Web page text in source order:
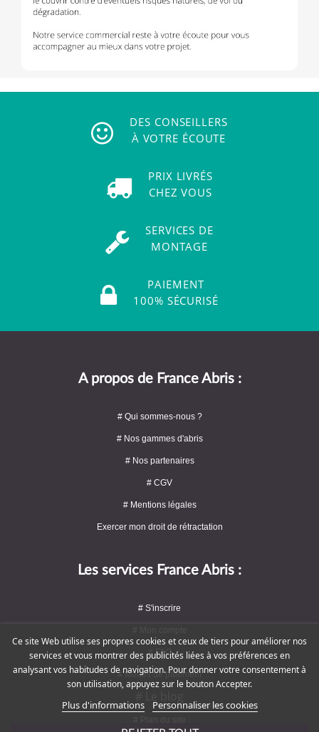
DES CONSEILLERS
À VOTRE ÉCOUTE
PRIX LIVRÉS
CHEZ VOUS
SERVICES DE
MONTAGE
PAIEMENT
100% SÉCURISÉ
A propos de France Abris :
# Qui sommes-nous ?
# Nos gammes d'abris
# Nos partenaires
# CGV
# Mentions légales
Exercer mon droit de rétractation
Les services France Abris :
# S'inscrire
# FAQ
# Modes de paiement
Ce site Web utilise ses propres cookies et ceux de tiers pour améliorer nos
services et vous montrer des publicités liées à vos préférences en
analysant vos habitudes de navigation. Pour donner votre consentement à
son utilisation, appuyez sur le bouton Accepter.
Plus d'informations Personnaliser les cookies